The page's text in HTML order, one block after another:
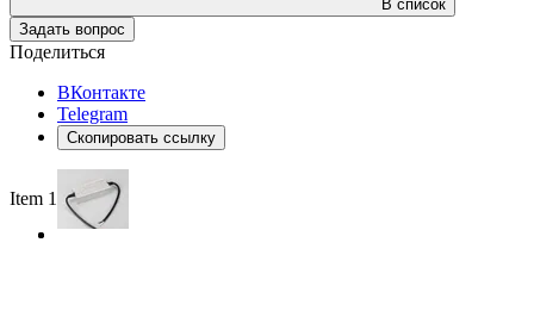
В список
Задать вопрос
Поделиться
ВКонтакте
Telegram
Скопировать ссылку
Item 1 of 2